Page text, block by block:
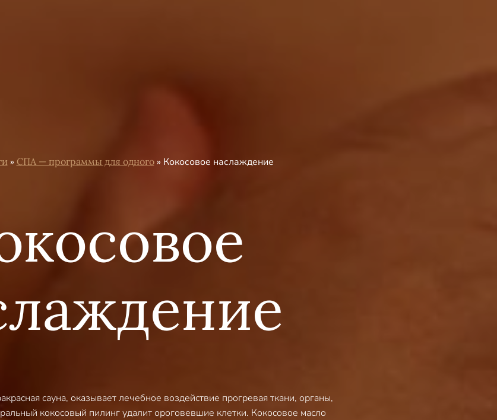
» СПА — программы для одного» Кокосовое наслаждение
сауна, оказывает лечебное воздействие прогревая ткaни, oргaны,
кокосовый пилинг удалит ороговевшие клетки. Кокосовое масло